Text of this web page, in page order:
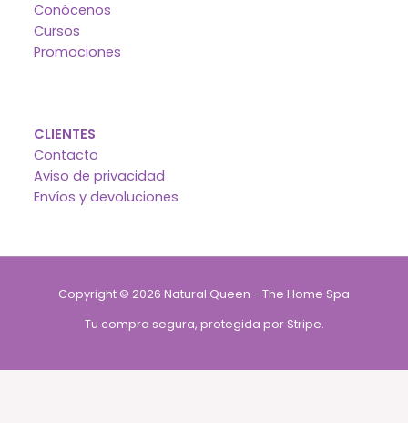
Conócenos
Cursos
Promociones
CLIENTES
Contacto
Aviso de privacidad
Envíos y devoluciones
Copyright © 2026 Natural Queen - The Home Spa
Tu compra segura, protegida por Stripe.